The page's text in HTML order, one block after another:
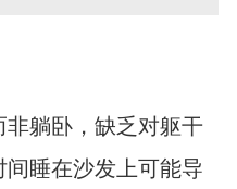
躺卧，缺乏对躯干
睡在沙发上可能导